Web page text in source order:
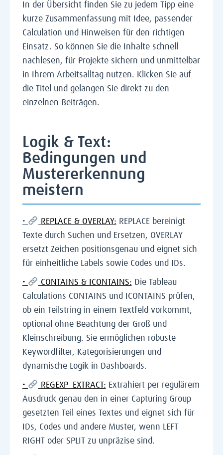
In der Übersicht finden Sie zu jedem Tipp eine
kurze Zusammenfassung mit Idee, passender
Calculation und Hinweisen für den richtigen
Einsatz. So können Sie die Inhalte schnell
nachlesen, für Projekte sichern und unmittelbar
in Ihrem Arbeitsalltag nutzen. Klicken Sie auf
die Titel und gelangen Sie direkt zu den
einzelnen Beiträgen.
Logik & Text:
Bedingungen und
Mustererkennung
meistern
• REPLACE & OVERLAY: REPLACE bereinigt
Texte durch Suchen und Ersetzen, OVERLAY
ersetzt Zeichen positionsgenau und eignet sich
für einheitliche Labels sowie Codes und IDs.
• CONTAINS & ICONTAINS: Die Tableau
Calculations CONTAINS und ICONTAINS prüfen,
ob ein Teilstring in einem Textfeld vorkommt,
optional ohne Beachtung der Groß und
Kleinschreibung. Sie ermöglichen robuste
Keywordfilter, Kategorisierungen und
dynamische Logik in Dashboards.
• REGEXP_EXTRACT: Extrahiert per regulärem
Ausdruck genau den in einer Capturing Group
gesetzten Teil eines Textes und eignet sich für
IDs, Codes und andere Muster, wenn LEFT
RIGHT oder SPLIT zu unpräzise sind.